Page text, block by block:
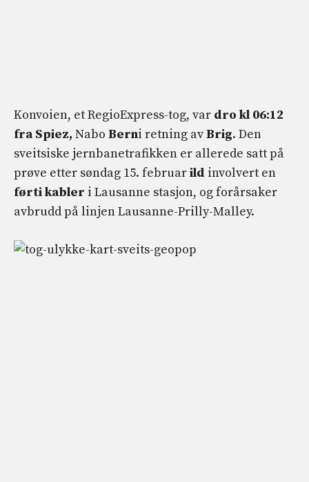
Konvoien, et RegioExpress-tog, var dro kl 06:12
fra Spiez, Nabo Berni retning avBrig. Den
sveitsiske jernbanetrafikken er allerede satt på
prøve etter søndag 15. februarild involvert en
førti kabler i Lausanne stasjon, og forårsaker
avbrudd på linjen Lausanne-Prilly-Malley.